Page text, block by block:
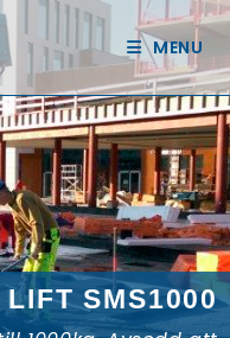
MENU
LIFT SMS1000